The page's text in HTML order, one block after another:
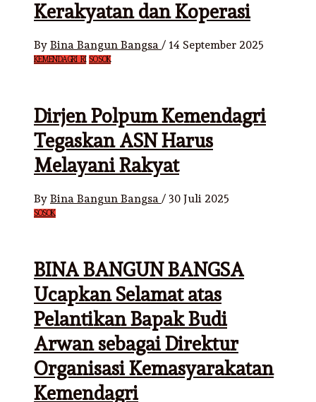
Kerakyatan dan Koperasi
By Bina Bangun Bangsa / 14 September 2025
KEMENDAGRI RI SOSOK
Dirjen Polpum Kemendagri
Tegaskan ASN Harus
Melayani Rakyat
By Bina Bangun Bangsa / 30 Juli 2025
SOSOK
BINA BANGUN BANGSA
Ucapkan Selamat atas
Pelantikan Bapak Budi
Arwan sebagai Direktur
Organisasi Kemasyarakatan
Kemendagri